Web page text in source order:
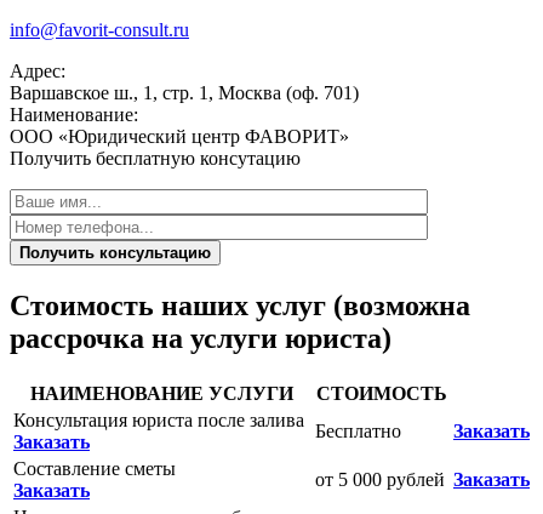
info@favorit-consult.ru
Адрес:
Варшавское ш., 1, стр. 1, Москва (оф. 701)
Наименование:
ООО «Юридический центр ФАВОРИТ»
Получить бесплатную консутацию
Получить консультацию
Стоимость наших услуг (возможна
рассрочка на услуги юриста)
НАИМЕНОВАНИЕ УСЛУГИ
СТОИМОСТЬ
Консультация юриста после залива
Заказать
Бесплатно
Заказать
Составление сметы
Заказать
от 5 000 рублей Заказать